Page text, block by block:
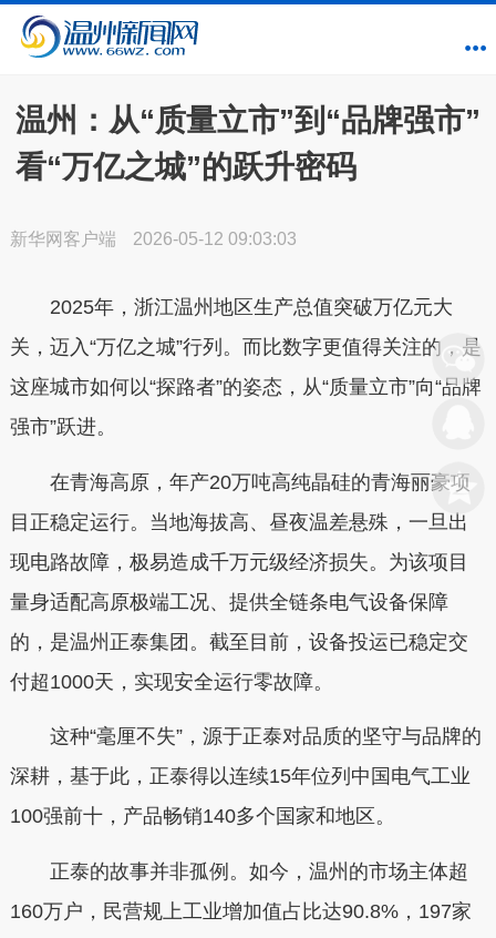
温州：从“质量立市”到“品牌强市”
看“万亿之城”的跃升密码
新华网客户端 2026-05-12 09:03:03
2025年，浙江温州地区生产总值突破万亿元大
关，迈入“万亿之城”行列。而比数字更值得关注的，是
这座城市如何以“探路者”的姿态，从“质量立市”向“品牌
强市”跃进。
在青海高原，年产20万吨高纯晶硅的青海丽豪项
目正稳定运行。当地海拔高、昼夜温差悬殊，一旦出
现电路故障，极易造成千万元级经济损失。为该项目
量身适配高原极端工况、提供全链条电气设备保障
的，是温州正泰集团。截至目前，设备投运已稳定交
付超1000天，实现安全运行零故障。
这种“毫厘不失”，源于正泰对品质的坚守与品牌的
深耕，基于此，正泰得以连续15年位列中国电气工业
100强前十，产品畅销140多个国家和地区。
正泰的故事并非孤例。如今，温州的市场主体超
160万户，民营规上工业增加值占比达90.8%，197家